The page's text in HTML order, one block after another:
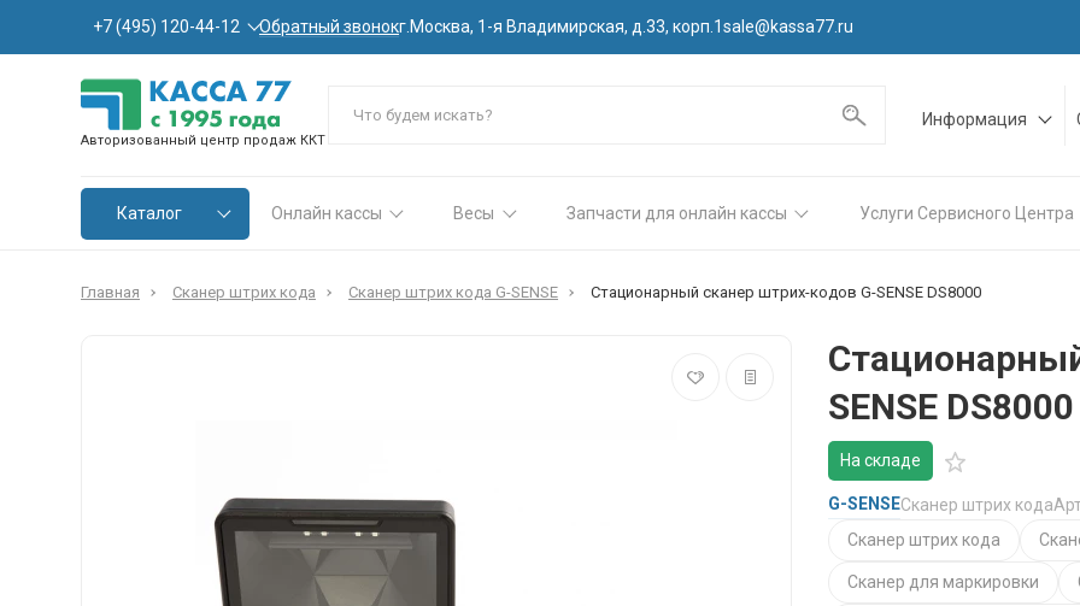
+7 (495) 120-44-12 Обратный звонокг.Москва, 1-я Владимирская, д.33, корп.1sale@kassa77.ru
Авторизованный центр продаж ККТ
Информация
Каталог Онлайн кассы Весы Запчасти для онлайн кассы Услуги Сервисного Центра
Главная Сканер штрих кода Сканер штрих кода G-SENSE Стационарный сканер штрих-кодов G-SENSE DS8000
SENSE DS8000
На складе
G-SENSEСканер штрих кода
Сканер штрих кода
Сканер для маркировки